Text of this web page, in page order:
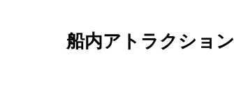
船内アトラクション